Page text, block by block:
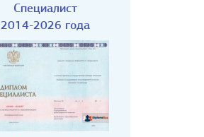
Специалист
2014-2026 года